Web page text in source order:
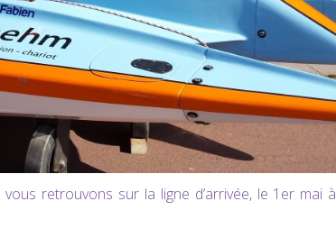
retrouvons sur la ligne d’arrivée, le 1er mai à